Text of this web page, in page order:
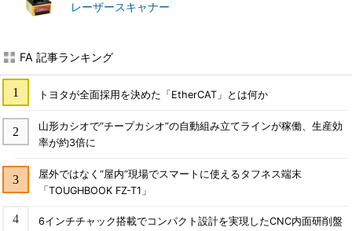
レーザースキャナー
FA 記事ランキング
トヨタが全面採用を決めた「EtherCAT」とは何か
山形カシオで“チープカシオ”の自動組み立てラインが稼働、生産効
率が約3倍に
屋外ではなく“屋内”現場でスマートに使えるタフネス端末
「TOUGHBOOK FZ-T1」
6インチチャック搭載でコンパクト設計を実現したCNC内面研削盤